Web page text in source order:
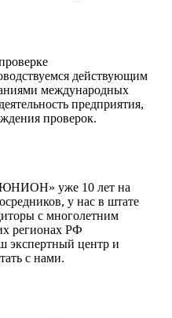
действующим
международных
предприятия,
проверок.
уже 10 лет на
у нас в штате
с многолетним
регионах РФ
центр и
с нами.